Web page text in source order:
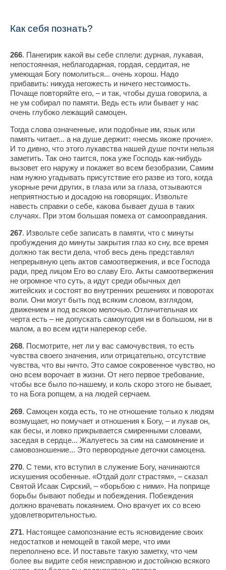
Как себя познать?
266. Панегирик какой вы себе сплели: дурная, лукавая,
непостоянная, неблагодарная, гордая, сердитая, не
умеющая Богу помолиться... очень хорош. Надо
прибавить: никуда негожесть и ничего нестоимость.
Почаще повторяйте его, – и так, чтобы душа говорила, а
не ум собирал по памяти. Ведь есть или бывает у нас
очень глубоко лежащий самоцен.
Тогда слова означенные, или подобные им, язык или
память читает... а на душе держит: «несмь якоже прочие».
И то дивно, что этого лукавства нашей душе почти нельзя
заметить. Так оно таится, пока уже Господь как-нибудь
вызовет его наружу и покажет во всем безобразии, Самим
нам нужно угадывать присутствие его разве из того, когда
укорные речи других, в глаза или за глаза, отзываются
неприятностью и досадою на говорящих. Извольте
навесть справки о себе, какова бывает душа в таких
случаях. При этом большая помеха от самооправдания.
267. Извольте себе записать в памяти, что с минуты
пробуждения до минуты закрытия глаз ко сну, все время
должно так вести дела, чтоб весь день представлял
непрерывную цепь актов самоотвержения, и все Господа
ради, пред лицом Его во славу Его. Акты самоотвержения
не огромное что суть, а идут среди обычных дел
житейских и состоят во внутренних решениях и поворотах
воли. Они могут быть под всяким словом, взглядом,
движением и под всякою мелочью. Отличительная их
черта есть – не допускать самоугодия ни в большом, ни в
малом, а во всем идти наперекор себе.
268. Посмотрите, нет ли у вас самочувствия, то есть
чувства своего значения, или отрицательно, отсутствие
чувства, что вы ничто. Это самое сокровенное чувство, но
оно всем ворочает в жизни. От него первое требование,
чтобы все было по-нашему, и коль скоро этого не бывает,
то на Бога ропщем, а на людей серчаем.
269. Самоцен когда есть, то не отношение только к людям
возмущает, но помучает и отношения к Богу, – и лукав он,
как бесы, и ловко прикрывается смиренными словами,
заседая в сердце... Жалуетесь за сим на самомнение и
самовозношение... Это первородные деточки самоцена.
270. С теми, кто вступил в служение Богу, начинаются
искушения особенные. «Отдай долг страстям», – сказал
Святой Исаак Сирский, – «борьбою с ними». На поприще
борьбы бывают победы и побеждения. Побеждения
должно врачевать покаянием. Оно врачует их со всею
удовлетворительностью.
271. Настоящее самопознание есть ясновидение своих
недостатков и немощей в такой мере, что ими
переполнено все. И поставьте такую заметку, что чем
более вы видите себя неисправною и достойною всякого